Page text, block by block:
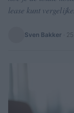
lease kunt
Sven Bakker